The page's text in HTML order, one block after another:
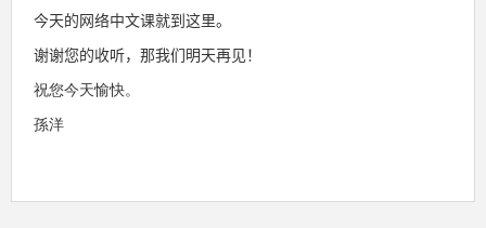
今天的网络中文课就到 这里。
谢谢您的收听，那我们明天再见！
祝您今天愉快。
孫洋